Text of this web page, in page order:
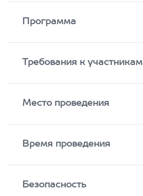
Программа
Требования к участникам
Место проведения
Время проведения
Безопасность